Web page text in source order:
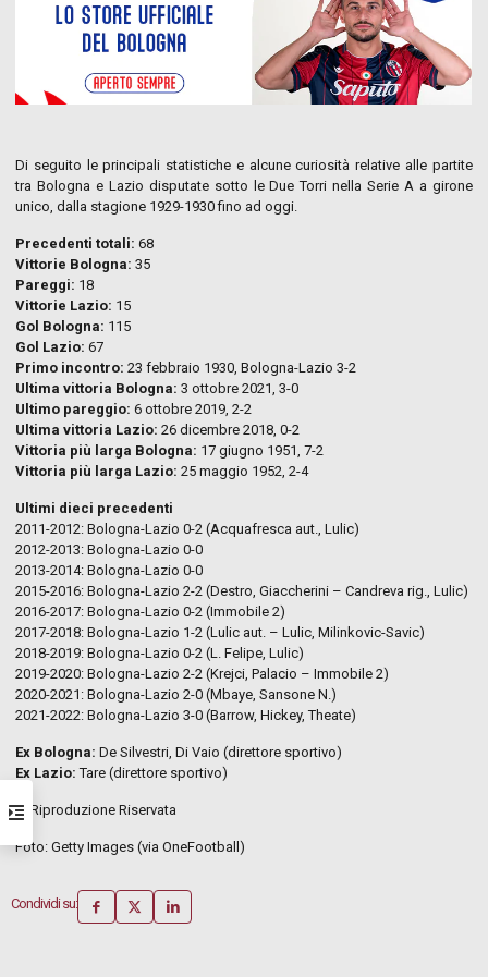
Di seguito le principali statistiche e alcune curiosità relative alle partite
tra Bologna e Lazio disputate sotto le Due Torri nella Serie A a girone
unico, dalla stagione 1929-1930 fino ad oggi.
Precedenti totali: 68
Vittorie Bologna: 35
Pareggi: 18
Vittorie Lazio: 15
Gol Bologna: 115
Gol Lazio: 67
Primo incontro: 23 febbraio 1930, Bologna-Lazio 3-2
Ultima vittoria Bologna: 3 ottobre 2021, 3-0
Ultimo pareggio:6 ottobre 2019, 2-2
Ultima vittoria Lazio: 26 dicembre 2018, 0-2
Vittoria più larga Bologna: 17 giugno 1951, 7-2
Vittoria più larga Lazio: 25 maggio 1952, 2-4
Ultimi dieci precedenti
2011-2012: Bologna-Lazio 0-2 (Acquafresca aut., Lulic)
2012-2013: Bologna-Lazio 0-0
2013-2014: Bologna-Lazio 0-0
2015-2016: Bologna-Lazio 2-2 (Destro, Giaccherini – Candreva rig., Lulic)
2016-2017: Bologna-Lazio 0-2 (Immobile 2)
2017-2018: Bologna-Lazio 1-2 (Lulic aut. – Lulic, Milinkovic-Savic)
2018-2019: Bologna-Lazio 0-2 (L. Felipe, Lulic)
2019-2020: Bologna-Lazio 2-2 (Krejci, Palacio – Immobile 2)
2020-2021: Bologna-Lazio 2-0 (Mbaye, Sansone N.)
2021-2022: Bologna-Lazio 3-0 (Barrow, Hickey, Theate)
Ex Bologna: De Silvestri, Di Vaio (direttore sportivo)
Ex Lazio:Tare (direttore sportivo)
© Riproduzione Riservata
Foto: Getty Images (via OneFootball)
Condividi su: